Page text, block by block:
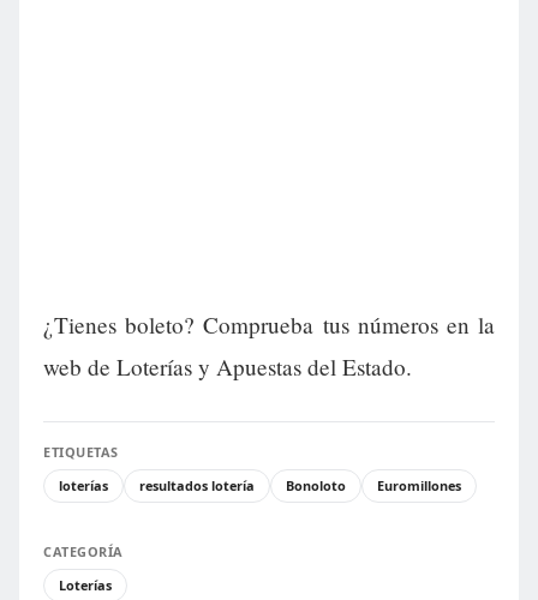
¿Tienes boleto? Comprueba tus números en la
web de Loterías y Apuestas del Estado.
ETIQUETAS
loterías
resultados lotería Bonoloto Euromillones
CATEGORÍA
Loterías